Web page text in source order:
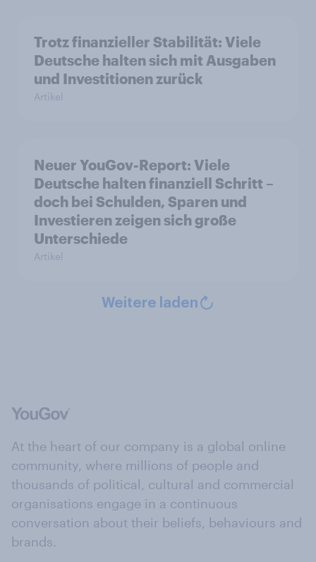
Trotz finanzieller Stabilität: Viele
Deutsche halten sich mit Ausgaben
und Investitionen zurück
Artikel
Neuer YouGov-Report: Viele
Deutsche halten finanziell Schritt –
doch bei Schulden, Sparen und
Investieren zeigen sich große
Unterschiede
Artikel
Weitere laden
At the heart of our company is a global online
community, where millions of people and
thousands of political, cultural and commercial
organisations engage in a continuous
conversation about their beliefs, behaviours and
brands.